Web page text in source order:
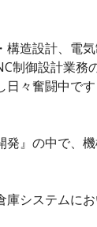
造設計、電
制御設計業
々奮闘中です
』の中で、
システムに